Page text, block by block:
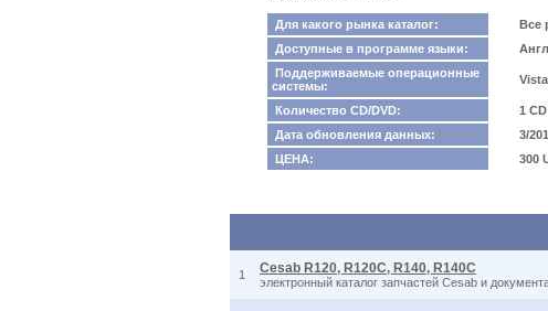
Для какого рынка каталог:
Все
Доступные в программе языки:
Поддерживаемые операционные
системы:
Количество CD/DVD:
1 CD
Дата обновления данных:
3/
ЦЕНА:
300
1 Cesab R120, R120C, R140, R140C
электронный каталог запчастей Cesab и